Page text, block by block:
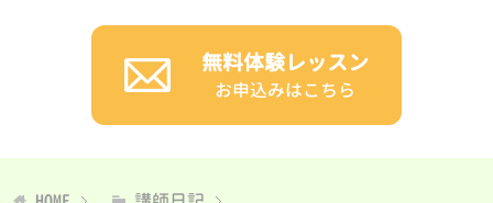
無料体験レッスン
お申込みはこちら